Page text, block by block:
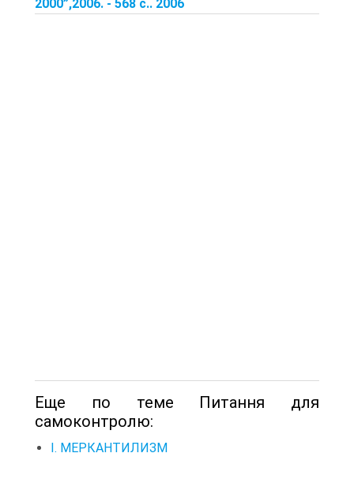
2000”,2006. - 568 с.. 2006
Еще по теме Питання для
самоконтролю:
I. МЕРКАНТИЛИЗМ